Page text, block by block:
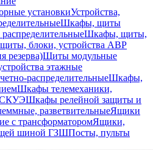
установкиУстройства,
Шкафы, щиты
Шкафы, щиты,
блоки, устройства АВР
резерва)Щиты модульные
этажные
распределительныеШкафы,
Шкафы телемеханики,
Шкафы релейной защиты и
разветвительныеЯщики
с трансформаторомЯщики,
шиной ГЗШПосты, пульты